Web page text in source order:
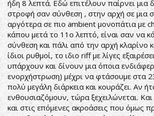
ήδη 8 λεπτά. Εδώ επιτέλουν παίρνει μια
στροφή σαν σύνθεση , στην αρχή σε μια
αργότερα σε πιο ambient μονοπάτια με
κάπου μετά το 11ο λεπτό, είναι σαν να
σύνθεση και πάλι από την αρχή κλαρίνο
ίδιοι ρυθμοί, το ιδιο riff με λίγες
υπάρχουν και δίνουν μια όποια
ενορχήστρωση) μέχρι να φτάσουμε στα
πολύ μεγάλη διάρκεια και κουράζει. Αν
ενθουσιαζόμουν, τώρα ξεχειλώνεται.
και στις επόμενες ακροάσεις που όμως